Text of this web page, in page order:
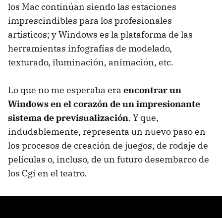
los Mac continúan siendo las estaciones
imprescindibles para los profesionales
artísticos; y Windows es la plataforma de las
herramientas infografías de modelado,
texturado, iluminación, animación, etc.
Lo que no me esperaba era encontrar un
Windows en el corazón de un impresionante
sistema de previsualización. Y que,
indudablemente, representa un nuevo paso en
los procesos de creación de juegos, de rodaje de
películas o, incluso, de un futuro desembarco de
los Cgi en el teatro.